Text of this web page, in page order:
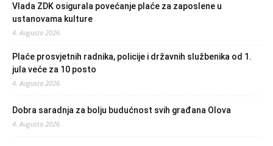
Vlada ZDK osigurala povećanje plaće za zaposlene u
ustanovama kulture
4. Augusta 2026.
Plaće prosvjetnih radnika, policije i državnih službenika od 1.
jula veće za 10 posto
4. Augusta 2026.
Dobra saradnja za bolju budućnost svih građana Olova
4. Augusta 2026.